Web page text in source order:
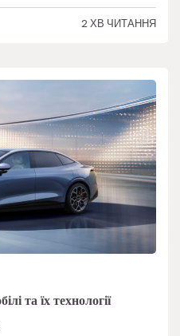
2 ХВ ЧИТАННЯ
та їх технології